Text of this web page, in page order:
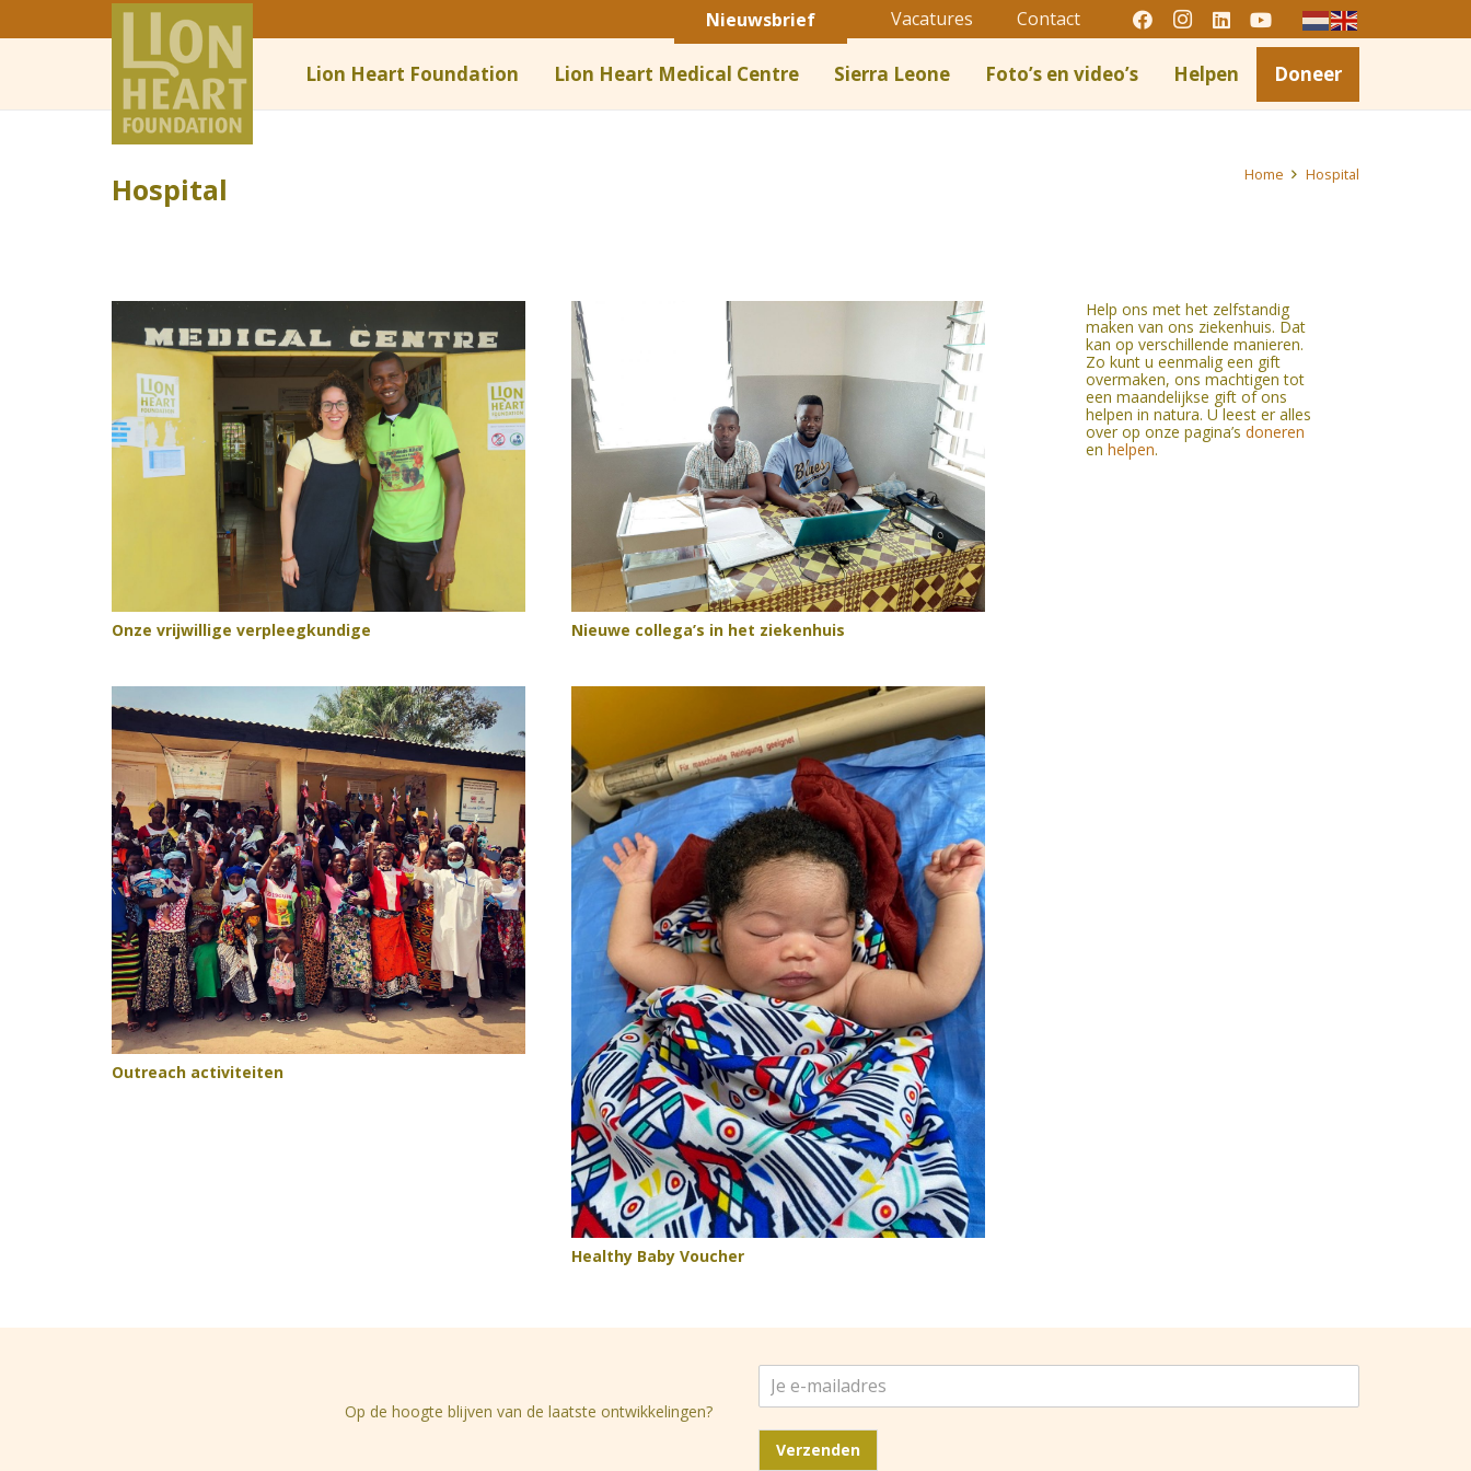
Nieuwsbrief Vacatures Contact
Lion Heart Foundation Lion Heart Medical Centre Sierra Leone Foto’s en video’s Helpen Doneer
Hospital Home Hospital
Onze vrijwillige verpleegkundige Nieuwe collega’s in het ziekenhuis
Outreach activiteiten
Healthy Baby Voucher
Help ons met het zelfstandig
maken van ons ziekenhuis. Dat
kan op verschillende manieren.
Zo kunt u eenmalig een gift
overmaken, ons machtigen tot
een maandelijkse gift of ons
helpen in natura. U leest er alles
over op onze pagina’s doneren
en helpen.
Op de hoogte blijven van de laatste ontwikkelingen?
Verzenden